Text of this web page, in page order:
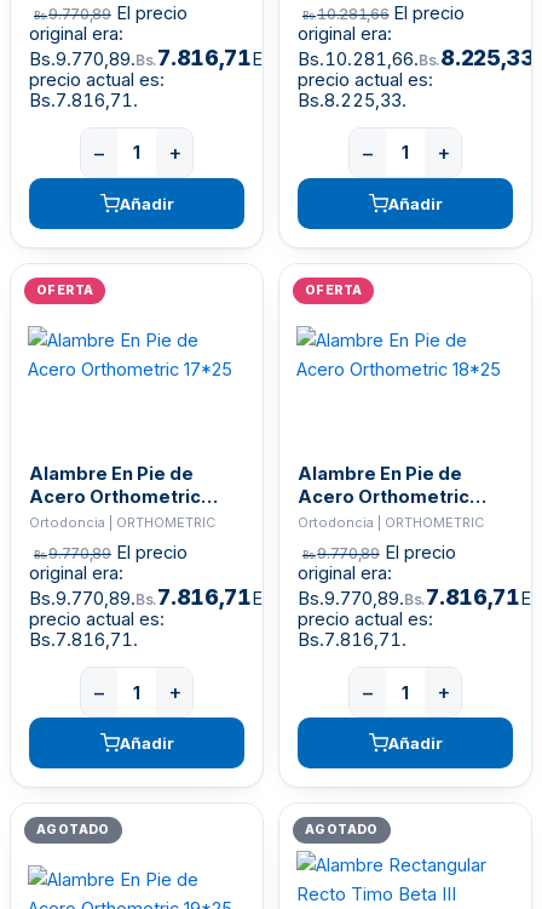
Bs.9.770,89 El precio
original era:
Bs.9.770,89.Bs.7.816,71El
precio actual es:
Bs.7.816,71.
− +
Añadir
Bs.10.281,66 El precio
original era:
Bs.10.281,66.Bs.8.225,33
precio actual es:
Bs.8.225,33.
− +
Añadir
OFERTA
Alambre En Pie de
Acero Orthometric
17*25
Ortodoncia | ORTHOMETRIC
Bs.9.770,89 El precio
original era:
Bs.9.770,89.Bs.7.816,71El
precio actual es:
Bs.7.816,71.
− +
Añadir
OFERTA
Alambre En Pie de
Acero Orthometric
18*25
Ortodoncia | ORTHOMETRIC
Bs.9.770,89 El precio
original era:
Bs.9.770,89.Bs.7.816,71El
precio actual es:
Bs.7.816,71.
− +
Añadir
AGOTADO AGOTADO